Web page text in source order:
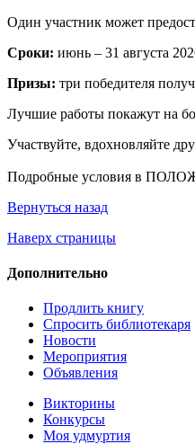
Один участник может
Сроки: июнь – 31 августа
Призы: три победителя
Лучшие работы покажут на
Участвуйте, вдохновляйте
Подробные условия в
Вернуться назад
Наверх страницы
Дополнительно
Продлить книгу
Спросить библиотекаря
Новости
Мероприятия
Объявления
Викторины
Конкурсы
Моя удмуртия